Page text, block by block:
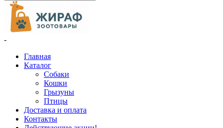
-
Главная
Каталог
Собаки
Кошки
Грызуны
Птицы
Доставка и оплата
Контакты